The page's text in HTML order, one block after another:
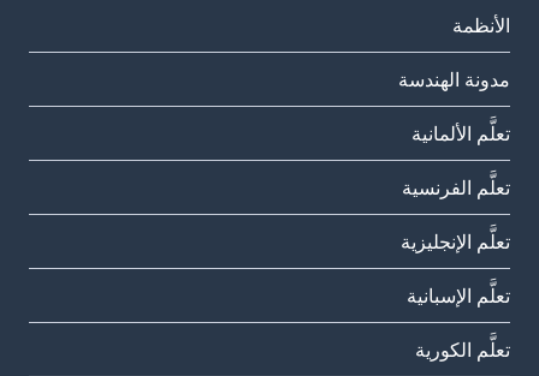
الأنظمة
مدونة الهندسة
تعلَّم الألمانية
تعلَّم الفرنسية
تعلَّم الإنجليزية
تعلَّم الإسبانية
تعلَّم الكورية